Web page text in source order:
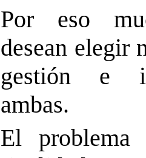
Por eso
desean elegir
gestión e
ambas.
El problema